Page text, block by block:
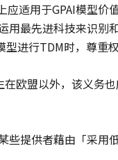
适用于GPAI模型价
最先进科技来识别
进行TDM时，尊重
欧盟以外，该义务
些提供者藉由「采用